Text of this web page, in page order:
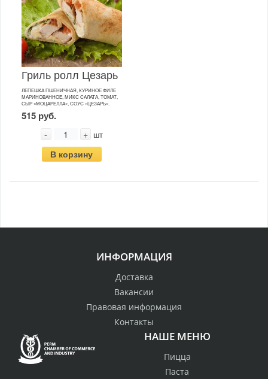
Гриль ролл Цезарь
ЛЕПЕШКА ПШЕНИЧНАЯ, КУРИНОЕ ФИЛЕ
МАРИНОВАННОЕ, МИКС САЛАТА, ТОМАТ,
СЫР «МОЦАРЕЛЛА», СОУС «ЦЕЗАРЬ».
515 руб.
- + шт
В корзину
ИНФОРМАЦИЯ
Доставка
Вакансии
Правовая информация
Контакты
НАШЕ МЕНЮ
Пицца
Паста